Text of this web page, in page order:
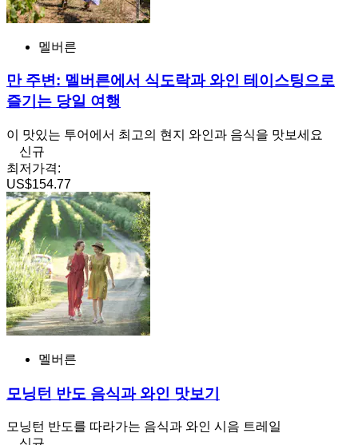
멜버른
만 주변: 멜버른에서 식도락과 와인 테이스팅으로
즐기는 당일 여행
이 맛있는 투어에서 최고의 현지 와인과 음식을 맛보세요
신규
최저가격:
US$154.77
멜버른
모닝턴 반도 음식과 와인 맛보기
모닝턴 반도를 따라가는 음식과 와인 시음 트레일